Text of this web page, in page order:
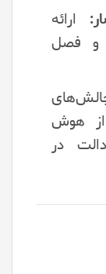
ارائه
و فصل
از هوش
در